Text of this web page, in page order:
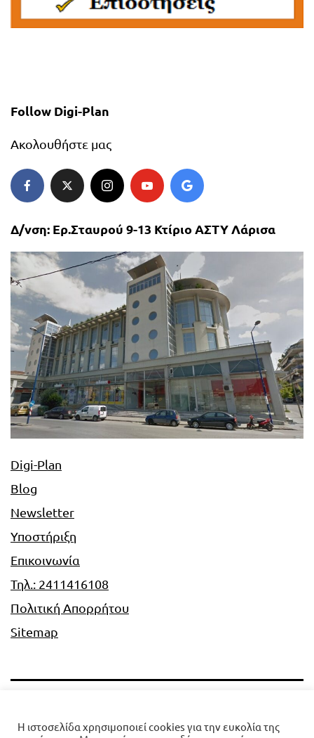
Follow Digi-Plan
Ακολουθήστε μας
Δ/νση: Ερ.Σταυρού 9-13 Κτίριο ΑΣΤΥ Λάρισα
Digi-Plan
Blog
Newsletter
Υποστήριξη
Επικοινωνία
Τηλ.: 2411416108
Πολιτική Απορρήτου
Sitemap
Η ιστοσελίδα χρησιμοποιεί cookies για την ευκολία της